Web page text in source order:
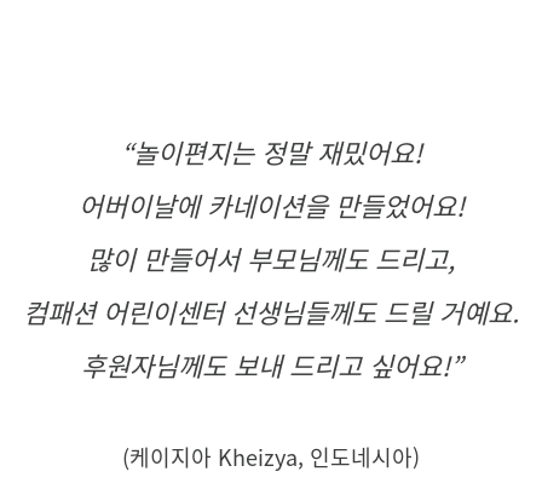
“놀이편지는 정말 재밌어요!
어버이날에 카네이션을 만들었어요!
많이 만들어서 부모님께도 드리고,
컴패션 어린이센터 선생님들께도 드릴 거예요.
후원자님께도 보내 드리고 싶어요!”
(케이지아 Kheizya, 인도네시아)